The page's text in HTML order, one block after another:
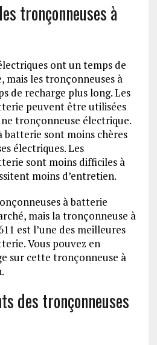
tronçonneuses à
ont un temps de
mais les tronçonneuses à
de recharge plus long. Les
peuvent être utilisées
tronçonneuse électrique.
batterie sont moins chères
électriques. Les
sont moins difficiles à
moins d’entretien.
à batterie
mais la tronçonneuse à
est l’une des meilleures
Vous pouvez en
sur cette tronçonneuse à
des tronçonneuses